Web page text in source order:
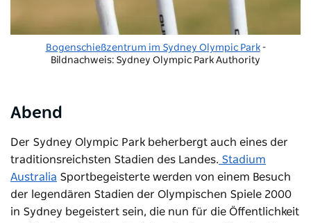
Bogenschießzentrum im Sydney Olympic Park-
Bildnachweis: Sydney Olympic Park Authority
Abend
Der Sydney Olympic Park beherbergt auch eines der
traditionsreichsten Stadien des Landes. Stadium
Australia Sportbegeisterte werden von einem Besuch
der legendären Stadien der Olympischen Spiele 2000
in Sydney begeistert sein, die nun für die Öffentlichkeit